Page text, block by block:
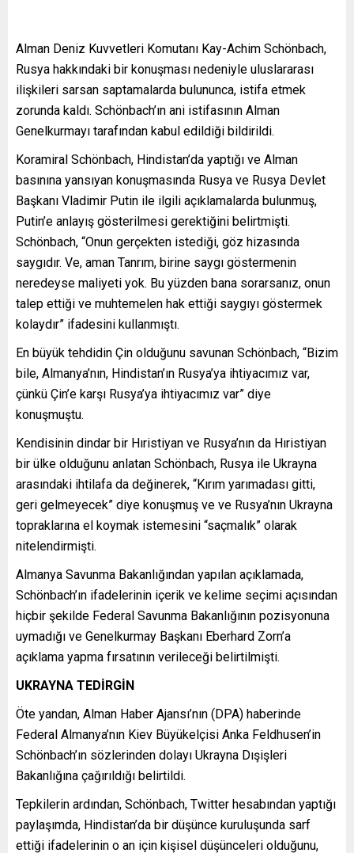
Alman Deniz Kuvvetleri Komutanı Kay-Achim Schönbach,
Rusya hakkındaki bir konuşması nedeniyle uluslararası
ilişkileri sarsan saptamalarda bulununca, istifa etmek
zorunda kaldı. Schönbach’ın ani istifasının Alman
Genelkurmayı tarafından kabul edildiği bildirildi.
Koramiral Schönbach, Hindistan’da yaptığı ve Alman
basınına yansıyan konuşmasında Rusya ve Rusya Devlet
Başkanı Vladimir Putin ile ilgili açıklamalarda bulunmuş,
Putin’e anlayış gösterilmesi gerektiğini belirtmişti.
Schönbach, “Onun gerçekten istediği, göz hizasında
saygıdır. Ve, aman Tanrım, birine saygı göstermenin
neredeyse maliyeti yok. Bu yüzden bana sorarsanız, onun
talep ettiği ve muhtemelen hak ettiği saygıyı göstermek
kolaydır” ifadesini kullanmıştı.
En büyük tehdidin Çin olduğunu savunan Schönbach, “Bizim
bile, Almanya’nın, Hindistan’ın Rusya’ya ihtiyacımız var,
çünkü Çin’e karşı Rusya’ya ihtiyacımız var” diye
konuşmuştu.
Kendisinin dindar bir Hıristiyan ve Rusya’nın da Hıristiyan
bir ülke olduğunu anlatan Schönbach, Rusya ile Ukrayna
arasındaki ihtilafa da değinerek, “Kırım yarımadası gitti,
geri gelmeyecek” diye konuşmuş ve ve Rusya’nın Ukrayna
topraklarına el koymak istemesini “saçmalık” olarak
nitelendirmişti.
Almanya Savunma Bakanlığından yapılan açıklamada,
Schönbach’ın ifadelerinin içerik ve kelime seçimi açısından
hiçbir şekilde Federal Savunma Bakanlığının pozisyonuna
uymadığı ve Genelkurmay Başkanı Eberhard Zorn’a
açıklama yapma fırsatının verileceği belirtilmişti.
UKRAYNA TEDİRGİN
Öte yandan, Alman Haber Ajansı’nın (DPA) haberinde
Federal Almanya’nın Kiev Büyükelçisi Anka Feldhusen’in
Schönbach’ın sözlerinden dolayı Ukrayna Dışişleri
Bakanlığına çağırıldığı belirtildi.
Tepkilerin ardından, Schönbach, Twitter hesabından yaptığı
paylaşımda, Hindistan’da bir düşünce kuruluşunda sarf
ettiği ifadelerinin o an için kişisel düşünceleri olduğunu,